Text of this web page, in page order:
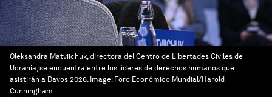
Oleksandra Matviichuk, directora del Centro de Libertades Civiles de
Ucrania, se encuentra entre los líderes de derechos humanos que
asistirán a Davos 2026. Image: Foro Económico Mundial/Harold
Cunningham